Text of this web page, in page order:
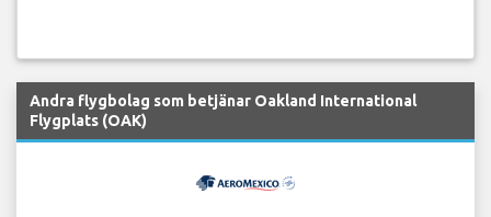
Andra flygbolag som betjänar Oakland International
Flygplats (OAK)